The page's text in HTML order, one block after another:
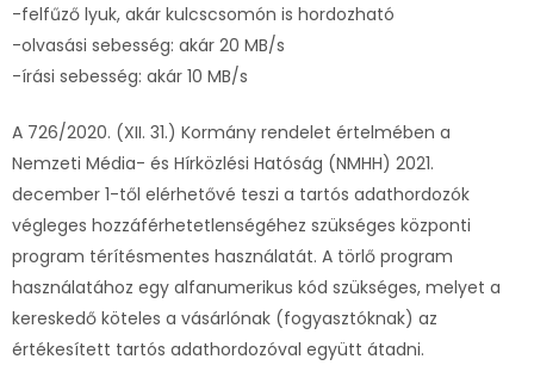
-felfűző lyuk, akár kulcscsomón is hordozható
-olvasási sebesség: akár 20 MB/s
-írási sebesség: akár 10 MB/s
A 726/2020. (XII. 31.) Kormány rendelet értelmében a
Nemzeti Média- és Hírközlési Hatóság (NMHH) 2021.
december 1-től elérhetővé teszi a tartós adathordozók
végleges hozzáférhetetlenségéhez szükséges központi
program térítésmentes használatát. A törlő program
használatához egy alfanumerikus kód szükséges, melyet a
kereskedő köteles a vásárlónak (fogyasztóknak) az
értékesített tartós adathordozóval együtt átadni.